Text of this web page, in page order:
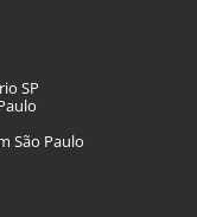
SP
São Paulo